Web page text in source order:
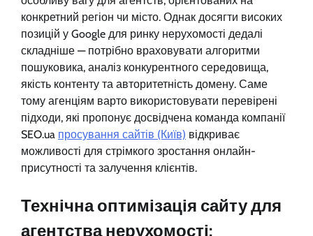
конкретний регіон чи місто. Однак досягти високих
позицій у Google для ринку нерухомості дедалі
складніше — потрібно враховувати алгоритми
пошуковика, аналіз конкурентного середовища,
якість контенту та авторитетність домену. Саме
тому агенціям варто використовувати перевірені
підходи, які пропонує досвідчена команда компанії
SEO.ua просування сайтів (Київ) відкриває
можливості для стрімкого зростання онлайн-
присутності та залучення клієнтів.
Технічна оптимізація сайту для
агентства нерухомості: